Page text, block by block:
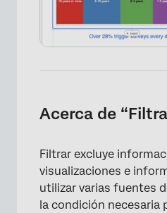
Acerca de
Filtrar excluye
visualizaciones e
utilizar varias fuentes
la condición necesaria